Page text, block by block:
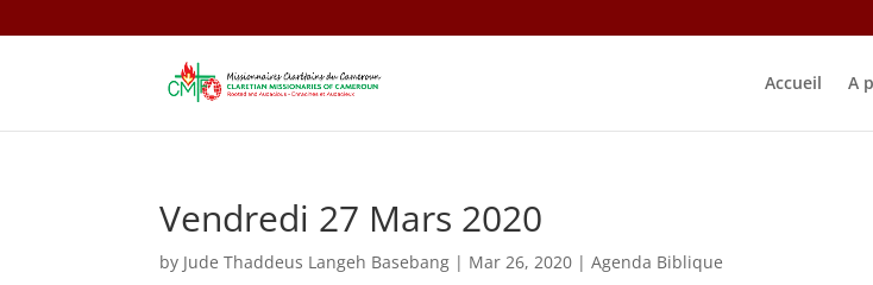
Accueil A
Vendredi 27 Mars 2020
by Jude Thaddeus Langeh Basebang | Mar 26, 2020 |Agenda Biblique